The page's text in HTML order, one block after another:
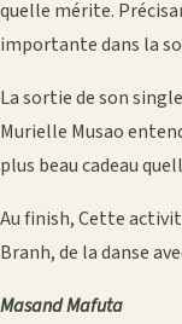
quelle mérite.
importante dans la
La sortie de son
Murielle Musao
plus beau cadeau
Au finish, Cette
Branh, de la danse
Masand Mafuta